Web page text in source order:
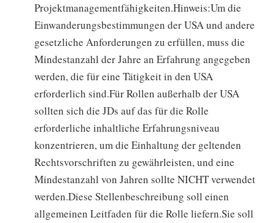
Projektmanagementfähigkeiten.Hinweis:Um die
Einwanderungsbestimmungen der USA und andere
gesetzliche Anforderungen zu erfüllen, muss die
Mindestanzahl der Jahre an Erfahrung angegeben
werden, die für eine Tätigkeit in den USA
erforderlich sind.Für Rollen außerhalb der USA
sollten sich die JDs auf das für die Rolle
erforderliche inhaltliche Erfahrungsniveau
konzentrieren, um die Einhaltung der geltenden
Rechtsvorschriften zu gewährleisten, und eine
Mindestanzahl von Jahren sollte NICHT verwendet
werden.Diese Stellenbeschreibung soll einen
allgemeinen Leitfaden für die Rolle liefern.Sie soll